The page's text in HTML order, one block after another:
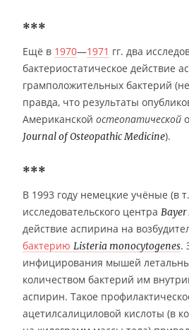
***
Ещё в 1970—1971 гг. два
бактериостатическое действие
грамположительных бактерий
правда, что результаты
Американской остеопатической
Journal of Osteopathic Medicine).
***
В 1993 году немецкие учёные (в
исследовательского центра Bayer
действие аспирина на
бактерию Listeria monocytogenes.
инфицирования мышей
количеством бактерий им
аспирин. Такое
ацетилсалициловой кислоты (в